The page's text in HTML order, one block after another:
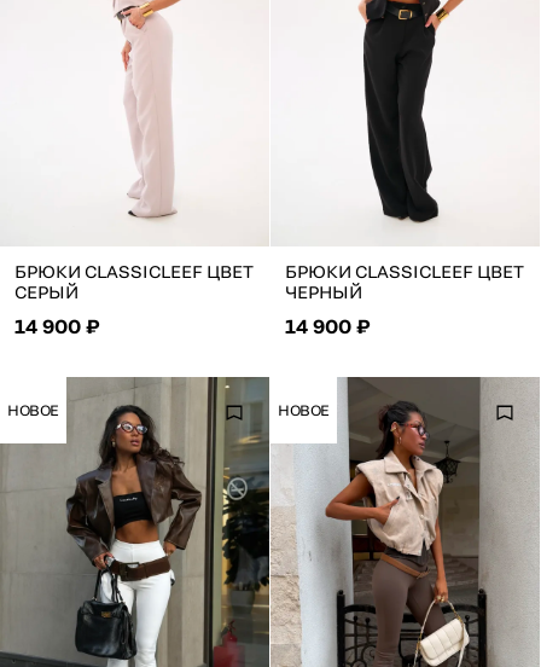
БРЮКИ CLASSICLEEF ЦВЕТ
СЕРЫЙ
14 900 ₽
БРЮКИ CLASSICLEEF ЦВЕТ
ЧЕРНЫЙ
14 900 ₽
НОВОЕ НОВОЕ